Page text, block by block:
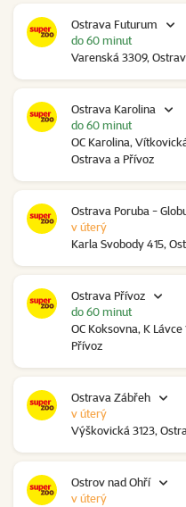
Ostrava Futurum
Varenská 3309,
do 60 minut
Ostrava Karolina
OC Karolina,
Ostrava a Přívoz
do 60 minut
Ostrava Poruba -
Karla Svobody 415,
v úterý
Ostrava Přívoz
OC Koksovna, K
Přívoz
do 60 minut
Ostrava Zábřeh
Výškovická 3123,
v úterý
Ostrov nad Ohří
v úterý